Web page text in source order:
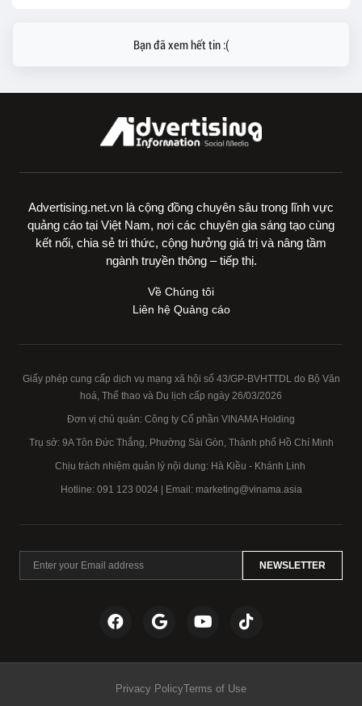
Bạn đã xem hết tin :(
Advertising.net.vn là cộng đồng chuyên sâu trong lĩnh vực
quảng cáo tại Việt Nam, nơi các chuyên gia sáng tạo cùng
kết nối, chia sẻ tri thức, cộng hưởng giá trị và nâng tầm
ngành truyền thông – tiếp thị.
Về Chúng tôi
Liên hệ Quảng cáo
Giấy phép cung cấp dịch vụ mạng xã hội số 43/GP-BVHTTDL do Bộ Văn
hoá, Thể thao và Du lịch cấp ngày 26/03/2026
Đơn vị chủ quản: Công ty Cổ phần VINAMA Holding
Trụ sở: 9A Tôn Đức Thắng, Phường Sài Gòn, Thành phố Hồ Chí Minh
Chịu trách nhiệm quản lý nội dung: Hà Kiều - Khánh Linh
Hotline: 091 123 0024| Email: marketing@vinama.asia
NEWSLETTER
Privacy PolicyTerms of Use